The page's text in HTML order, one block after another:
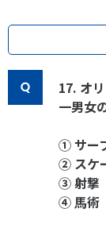
17. オ
一男女
① サー
② スケ
③ 射撃
④ 馬術